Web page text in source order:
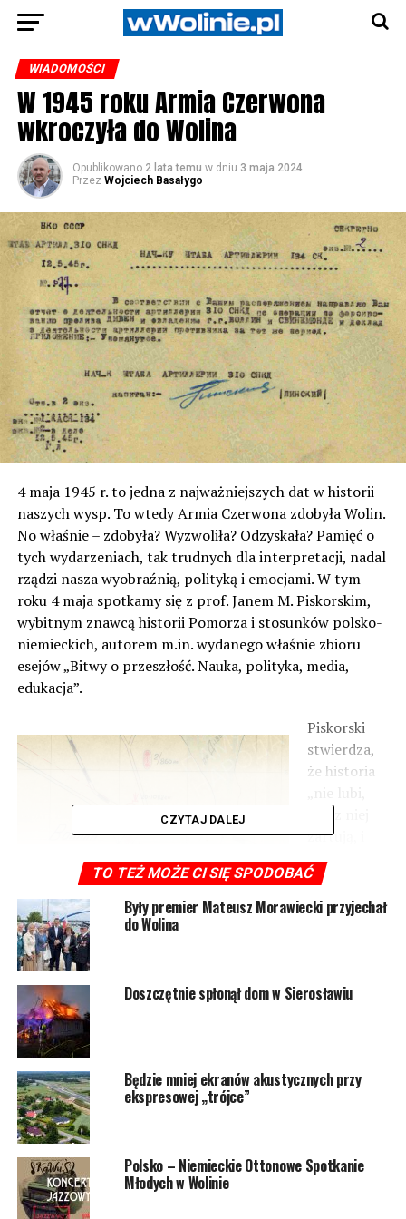
WIADOMOŚCI
W 1945 roku Armia Czerwona
wkroczyła do Wolina
Opublikowano 2 lata temu w dniu 3 maja 2024
Przez Wojciech Basałygo
4 maja 1945 r. to jedna z najważniejszych dat w historii
naszych wysp. To wtedy Armia Czerwona zdobyła Wolin.
No właśnie – zdobyła? Wyzwoliła? Odzyskała? Pamięć o
tych wydarzeniach, tak trudnych dla interpretacji, nadal
rządzi nasza wyobraźnią, polityką i emocjami. W tym
roku 4 maja spotkamy się z prof. Janem M. Piskorskim,
wybitnym znawcą historii Pomorza i stosunków polsko-
niemieckich, autorem m.in. wydanego właśnie zbioru
esejów „Bitwy o przeszłość. Nauka, polityka, media,
edukacja”.
Piskorski
stwierdza,
że historia
żartują, i
odpowiada
niszczycielską potęgą swoich wichrów, sprowokowanych
przecież przez nas. Kultura zachodnia poza historią nie
istnieje. Kryzys myślenia historycznego jest zarazem
kryzysem naszej cywilizacji. Nie zapomnieliśmy o
przeszłości. Jesteśmy nią owładnięci”.
Zapraszamy więc Państwa do rozmowy o bojach o
przeszłość, stosunkach polsko-niemieckich, oraz miejscu
naszego regionu na mapie Polski i Europy.
Spotkanie poprowadzi dr Piotr Oleksy
4 maja 2024 r., godzina 17.00
CZYTAJ DALEJ
TO TEŻ MOŻE CI SIĘ SPODOBAĆ
Były premier Mateusz Morawiecki przyjechał
do Wolina
Doszczętnie spłonął dom w Sierosławiu
Będzie mniej ekranów akustycznych przy
ekspresowej „trójce”
Polsko – Niemieckie Ottonowe Spotkanie
Młodych w Wolinie